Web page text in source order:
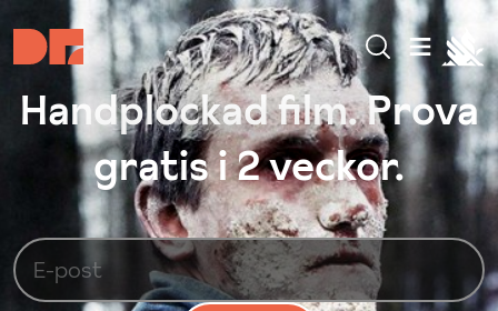
Handplockad film. Prova
gratis i 2 veckor.